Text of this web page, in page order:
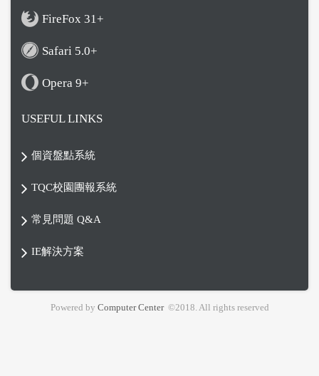
FireFox 31+
Safari 5.0+
Opera 9+
USEFUL LINKS
個資盤點系統
TQC校園團報系統
常見問題 Q&A
IE解決方案
Powered by Computer Center ©2018. All rights reserved